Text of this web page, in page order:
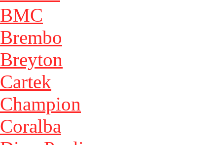
BMC
Brembo
Breyton
Cartek
Champion
Coralba